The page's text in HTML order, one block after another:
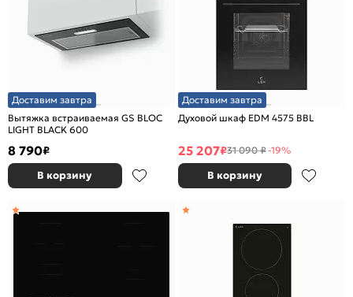
Доставим завтра
Вытяжка встраиваемая GS BLOC
LIGHT BLACK 600
8 790₽
В корзину
Доставим завтра
Духовой шкаф EDM 4575 BBL
25 207₽31 090 ₽-19%
В корзину